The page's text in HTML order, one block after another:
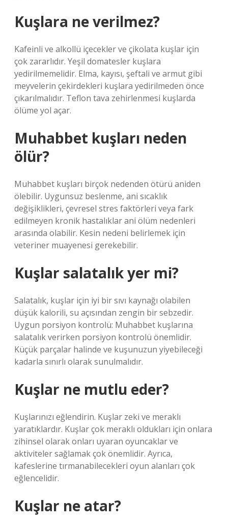
Kuşlara ne verilmez?
Kafeinli ve alkollü içecekler ve çikolata kuşlar için
çok zararlıdır. Yeşil domatesler kuşlara
yedirilmemelidir. Elma, kayısı, şeftali ve armut gibi
meyvelerin çekirdekleri kuşlara yedirilmeden önce
çıkarılmalıdır. Teflon tava zehirlenmesi kuşlarda
ölüme yol açar.
Muhabbet kuşları neden
ölür?
Muhabbet kuşları birçok nedenden ötürü aniden
ölebilir. Uygunsuz beslenme, ani sıcaklık
değişiklikleri, çevresel stres faktörleri veya fark
edilmeyen kronik hastalıklar ani ölüm nedenleri
arasında olabilir. Kesin nedeni belirlemek için
veteriner muayenesi gerekebilir.
Kuşlar salatalık yer mi?
Salatalık, kuşlar için iyi bir sıvı kaynağı olabilen
düşük kalorili, su açısından zengin bir sebzedir.
Uygun porsiyon kontrolü: Muhabbet kuşlarına
salatalık verirken porsiyon kontrolü önemlidir.
Küçük parçalar halinde ve kuşunuzun yiyebileceği
kadarla sınırlı olarak sunulmalıdır.
Kuşlar ne mutlu eder?
Kuşlarınızı eğlendirin. Kuşlar zeki ve meraklı
yaratıklardır. Kuşlar çok meraklı oldukları için onlara
zihinsel olarak onları uyaran oyuncaklar ve
aktiviteler sağlamak çok önemlidir. Ayrıca,
kafeslerine tırmanabilecekleri oyun alanları çok
eğlencelidir.
Kuşlar ne atar?